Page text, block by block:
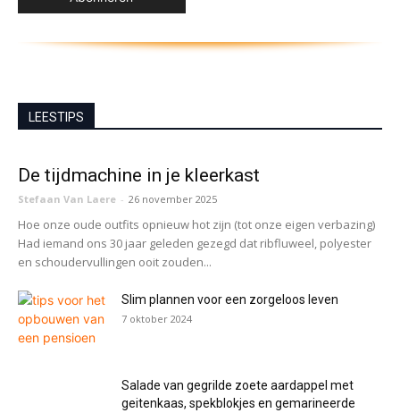
LEESTIPS
De tijdmachine in je kleerkast
Stefaan Van Laere - 26 november 2025
Hoe onze oude outfits opnieuw hot zijn (tot onze eigen verbazing)
Had iemand ons 30 jaar geleden gezegd dat ribfluweel, polyester
en schoudervullingen ooit zouden...
Slim plannen voor een zorgeloos leven
7 oktober 2024
Salade van gegrilde zoete aardappel met
geitenkaas, spekblokjes en gemarineerde